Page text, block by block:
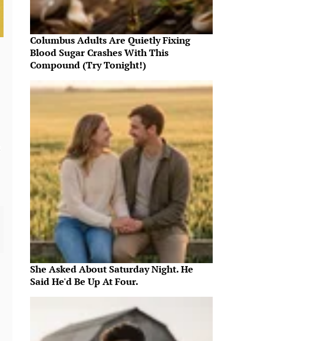
Columbus Adults Are Quietly Fixing
Blood Sugar Crashes With This
Compound (Try Tonight!)
She Asked About Saturday Night. He
Said He'd Be Up At Four.